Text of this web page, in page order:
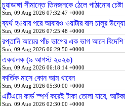
চুয়াডাঙ্গা সীমান্তে তিনজনকে ঠেলে পাঠানোর
Sun, 09 Aug 2026 07:32:47 +0000
ব্যর্থ হওয়ার পরে আবারও ওয়াটার বাস চালুর
Sun, 09 Aug 2026 07:25:48 +0000
রপ্তানি আয়ের পাঁচ ভাগের এক ভাগ আনে
Sun, 09 Aug 2026 06:29:50 +0000
একঝলক (৯ আগস্ট ২০২৬)
Sun, 09 Aug 2026 06:18:14 +0000
কার্তিক মাসে কোন আম খাবেন
Sun, 09 Aug 2026 05:30:00 +0000
এটিএমে কার্ড স্পর্শ করেই টাকা তোলা যাবে,
Sun, 09 Aug 2026 02:30:00 +0000